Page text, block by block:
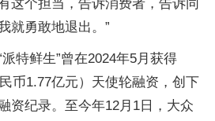
这个担当，告诉消费者，告诉同
就勇敢地退出。”
特鲜生”曾在2024年5月获得
币1.77亿元）天使轮融资，创下
资纪录。至今年12月1日，大众